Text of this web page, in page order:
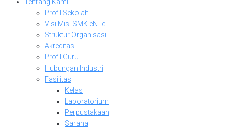
Profil Sekolah
Visi Misi SMK eNTe
Struktur Organisasi
Akreditasi
Profil Guru
Hubungan Industri
Fasilitas
Kelas
Laboratorium
Perpustakaan
Sarana